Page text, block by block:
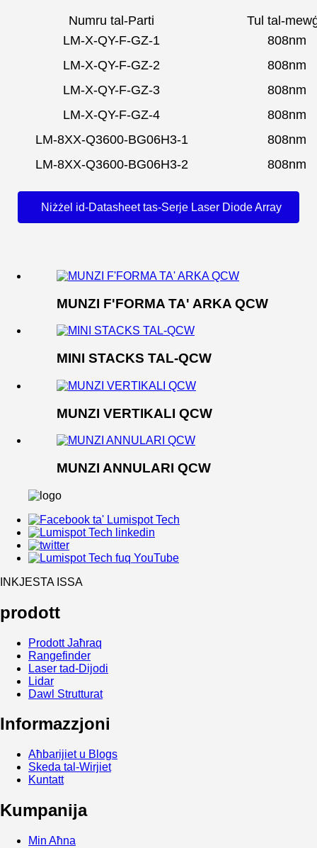
Numru tal-Parti
Tul tal-
LM-X-QY-F-GZ-1
808nm
LM-X-QY-F-GZ-2
808nm
LM-X-QY-F-GZ-3
808nm
LM-X-QY-F-GZ-4
808nm
LM-8XX-Q3600-BG06H3-1
808nm
LM-8XX-Q3600-BG06H3-2
808nm
Niżżel id-Datasheet tas-Serje Laser Diode Array
MUNZI F'FORMA TA' ARKA QCW
MINI STACKS TAL-QCW
MUNZI VERTIKALI QCW
MUNZI ANNULARI QCW
INKJESTA ISSA
prodott
Prodott Jaħraq
Rangefinder
Laser tad-Dijodi
Lidar
Dawl Strutturat
Informazzjoni
Aħbarijiet u Blogs
Skeda tal-Wirjiet
Kuntatt
Kumpanija
Min Aħna